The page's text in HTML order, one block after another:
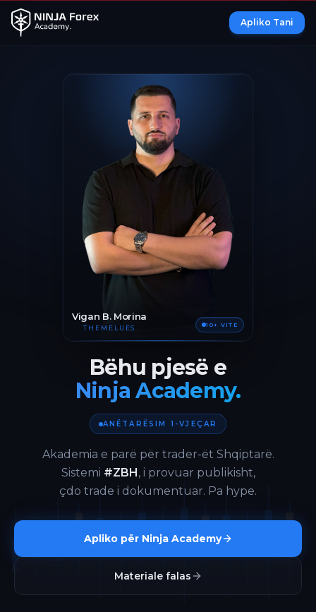
Apliko Tani
Vigan B. Morina
THEMELUES 10+ VITE
Bëhu pjesë e
Ninja Academy.
ANËTARËSIM 1-VJEÇAR
Akademia e parë për trader-ët Shqiptarë.
Sistemi #ZBH, i provuar publikisht,
çdo trade i dokumentuar. Pa hype.
Apliko për Ninja Academy
Materiale falas